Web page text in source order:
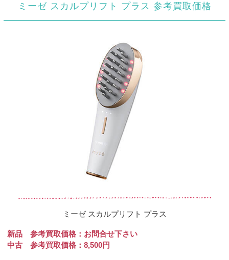
ミーゼ スカルプリフト プラス 参考買取価格
ミーゼ スカルプリフト プラス
新品 参考買取価格：お問合せ下さい
中古 参考買取価格：8,500円